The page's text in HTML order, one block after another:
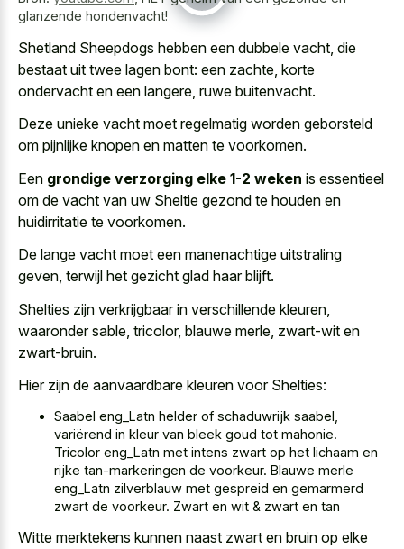
glanzende hondenvacht!
Shetland Sheepdogs hebben een dubbele vacht, die
bestaat uit twee lagen bont: een zachte, korte
ondervacht en een langere, ruwe buitenvacht.
Deze unieke vacht moet regelmatig worden geborsteld
om pijnlijke knopen en matten te voorkomen.
Een grondige verzorging elke 1-2 weken is essentieel
om de vacht van uw Sheltie gezond te houden en
huidirritatie te voorkomen.
De lange vacht moet een manenachtige uitstraling
geven, terwijl het gezicht glad haar blijft.
Shelties zijn verkrijgbaar in verschillende kleuren,
waaronder sable, tricolor, blauwe merle, zwart-wit en
zwart-bruin.
Hier zijn de aanvaardbare kleuren voor Shelties:
Saabel eng_Latn helder of schaduwrijk saabel,
variërend in kleur van bleek goud tot mahonie.
Tricolor eng_Latn met intens zwart op het lichaam en
rijke tan-markeringen de voorkeur. Blauwe merle
eng_Latn zilverblauw met gespreid en gemarmerd
zwart de voorkeur. Zwart en wit & zwart en tan
Witte merktekens kunnen naast zwart en bruin op elke